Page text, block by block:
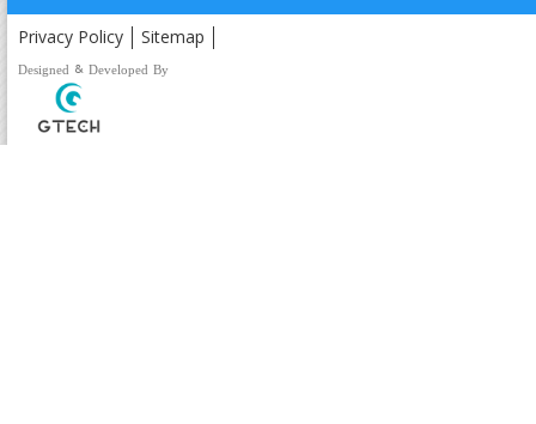
Privacy Policy Sitemap
Designed & Developed By